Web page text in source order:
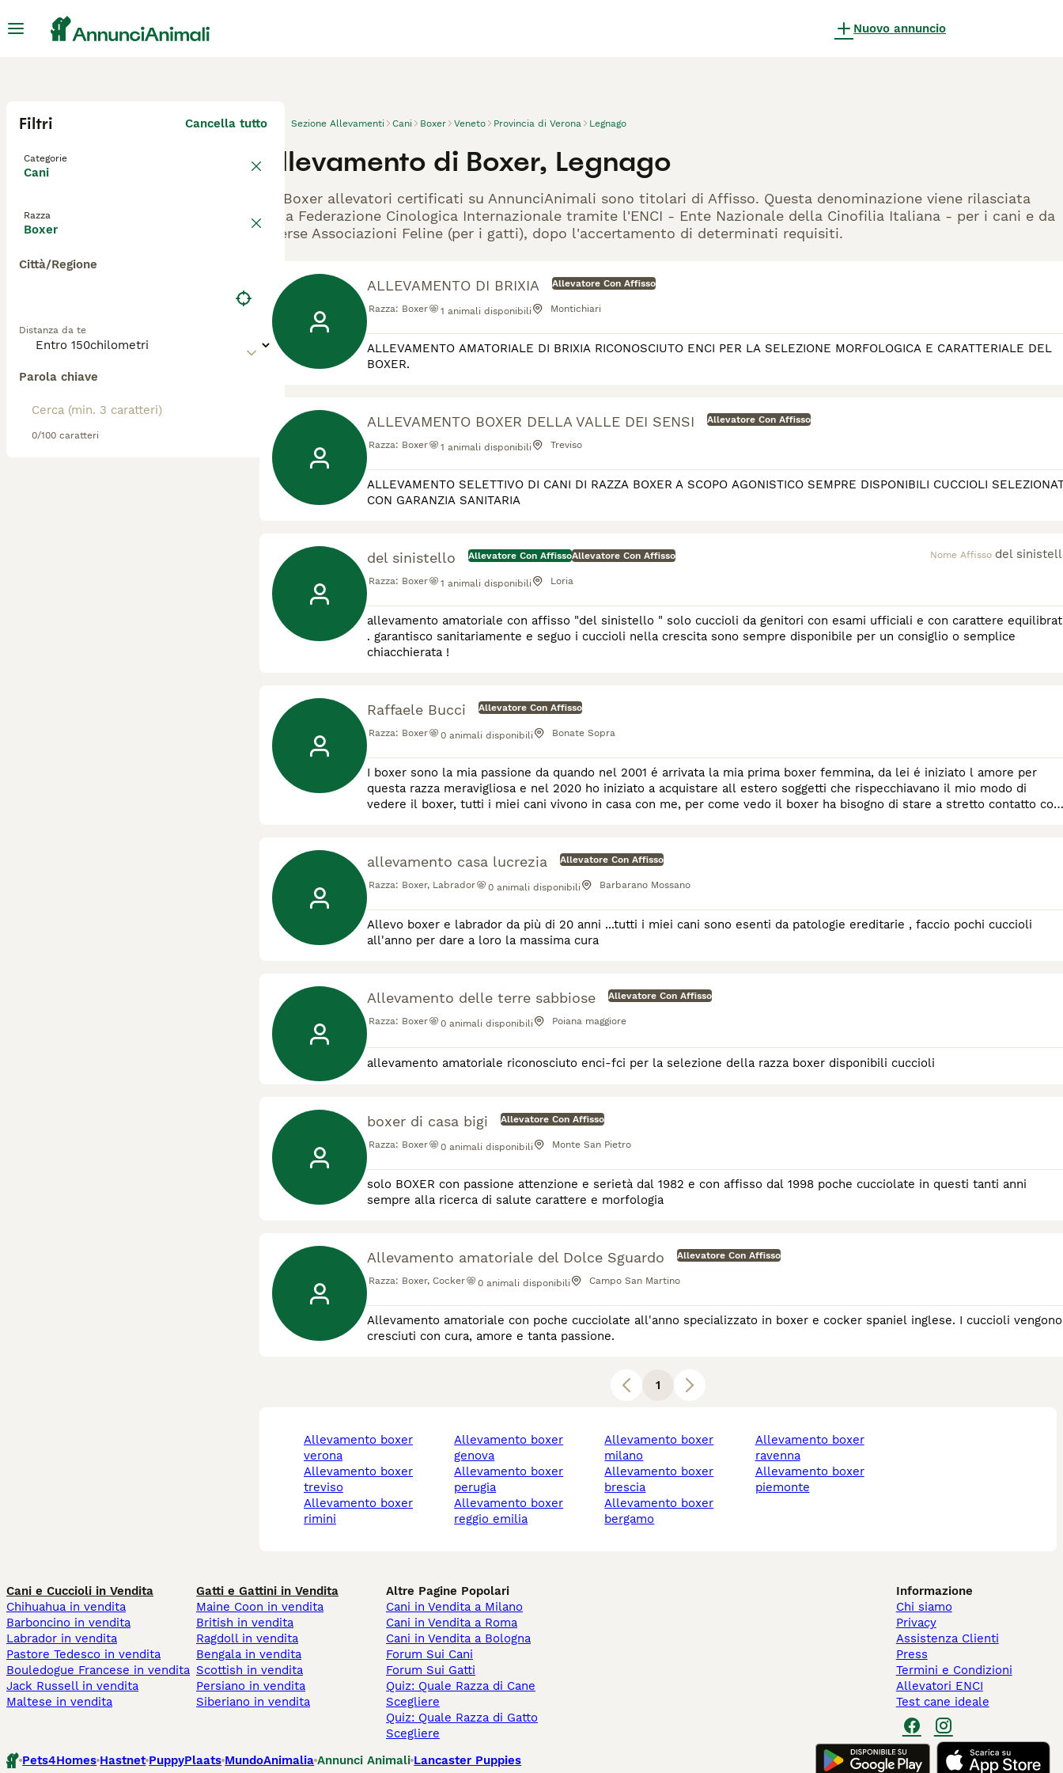
Nuovo annuncio
Filtri Cancella tutto
Categorie
Cani
Razza
Boxer
Città/Regione
Distanza da te
Parola chiave
0/100 caratteri
Sezione Allevamenti Cani Boxer Veneto Provincia di Verona Legnago
Allevamento di Boxer, Legnago
Gli Boxer allevatori certificati su AnnunciAnimali sono titolari di Affisso. Questa denominazione viene rilasciata
dalla Federazione Cinologica Internazionale tramite l'ENCI - Ente Nazionale della Cinofilia Italiana - per i cani e da
diverse Associazioni Feline (per i gatti), dopo l'accertamento di determinati requisiti.
ALLEVAMENTO DI BRIXIA Allevatore Con Affisso
Razza: Boxer 1 animali disponibili Montichiari
ALLEVAMENTO AMATORIALE DI BRIXIA RICONOSCIUTO ENCI PER LA SELEZIONE MORFOLOGICA E CARATTERIALE DEL
BOXER.
ALLEVAMENTO BOXER DELLA VALLE DEI SENSI Allevatore Con Affisso
Razza: Boxer 1 animali disponibili Treviso
ALLEVAMENTO SELETTIVO DI CANI DI RAZZA BOXER A SCOPO AGONISTICO SEMPRE DISPONIBILI CUCCIOLI
CON GARANZIA SANITARIA
del sinistello Allevatore Con AffissoAllevatore Con Affisso Nome Affisso del
Razza: Boxer 1 animali disponibili Loria
allevamento amatoriale con affisso "del sinistello " solo cuccioli da genitori con esami ufficiali e con carattere
. garantisco sanitariamente e seguo i cuccioli nella crescita sono sempre disponibile per un consiglio o semplice
chiacchierata !
Raffaele Bucci Allevatore Con Affisso
Razza: Boxer 0 animali disponibili Bonate Sopra
I boxer sono la mia passione da quando nel 2001 é arrivata la mia prima boxer femmina, da lei é iniziato l amore per
questa razza meravigliosa e nel 2020 ho iniziato a acquistare all estero soggetti che rispecchiavano il mio modo di
vedere il boxer, tutti i miei cani vivono in casa con me, per come vedo il boxer ha bisogno di stare a stretto contatto con
allevamento casa lucrezia Allevatore Con Affisso
Razza: Boxer, Labrador 0 animali disponibili Barbarano Mossano
Allevo boxer e labrador da più di 20 anni ...tutti i miei cani sono esenti da patologie ereditarie , faccio pochi cuccioli
all'anno per dare a loro la massima cura
Allevamento delle terre sabbiose Allevatore Con Affisso
Razza: Boxer 0 animali disponibili Poiana maggiore
allevamento amatoriale riconosciuto enci-fci per la selezione della razza boxer disponibili cuccioli
boxer di casa bigi Allevatore Con Affisso
Razza: Boxer 0 animali disponibili Monte San Pietro
solo BOXER con passione attenzione e serietà dal 1982 e con affisso dal 1998 poche cucciolate in questi tanti anni
sempre alla ricerca di salute carattere e morfologia
Allevamento amatoriale del Dolce Sguardo Allevatore Con Affisso
Razza: Boxer, Cocker 0 animali disponibili Campo San Martino
Allevamento amatoriale con poche cucciolate all'anno specializzato in boxer e cocker spaniel inglese. I cuccioli vengono
cresciuti con cura, amore e tanta passione.
1
allevamento boxer
verona
allevamento boxer
treviso
allevamento boxer
rimini
allevamento boxer
genova
allevamento boxer
perugia
allevamento boxer
reggio emilia
allevamento boxer
milano
allevamento boxer
brescia
allevamento boxer
bergamo
allevamento boxer
ravenna
allevamento boxer
piemonte
Cani e Cuccioli in Vendita
Chihuahua in vendita
Barboncino in vendita
Labrador in vendita
Pastore Tedesco in vendita
Bouledogue Francese in vendita
Jack Russell in vendita
Maltese in vendita
Gatti e Gattini in Vendita
Maine Coon in vendita
British in vendita
Ragdoll in vendita
Bengala in vendita
Scottish in vendita
Persiano in vendita
Siberiano in vendita
Altre Pagine Popolari
Cani in Vendita a Milano
Cani in Vendita a Roma
Cani in Vendita a Bologna
Forum Sui Cani
Forum Sui Gatti
Quiz: Quale Razza di Cane
Scegliere
Quiz: Quale Razza di Gatto
Scegliere
Informazione
Chi siamo
Privacy
Assistenza Clienti
Press
Termini e Condizioni
Allevatori ENCI
Test cane ideale
Pets4Homes Hastnet PuppyPlaats MundoAnimalia Annunci Animali Lancaster Puppies